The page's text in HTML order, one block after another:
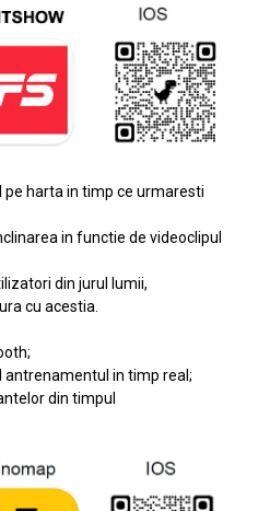
pe harta in timp ce urmaresti
in functie de videoclipul
din jurul lumii,
cu acestia.
in timp real;
din timpul